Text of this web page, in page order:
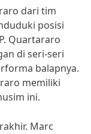
dari tim
posisi
Quartararo
di seri-seri
balapnya.
memiliki
ini.
Marc